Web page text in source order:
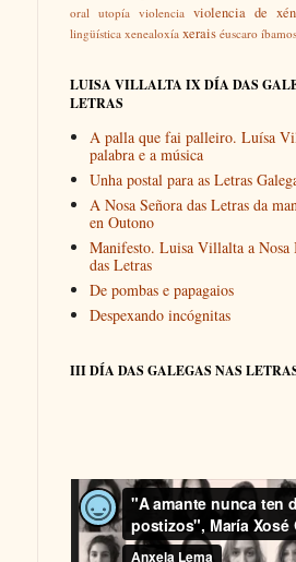
oral utopía violencia violencia de
lingüística xenealoxía xerais éuscaro
LUISA VILLALTA IX DÍA DAS
LETRAS
A palla que fai palleiro. Luísa
palabra e a música
Unha postal para as Letras
A Nosa Señora das Letras da
en Outono
Manifesto. Luisa Villalta a Nosa
das Letras
De pombas e papagaios
Despexando incógnitas
III DÍA DAS GALEGAS NAS